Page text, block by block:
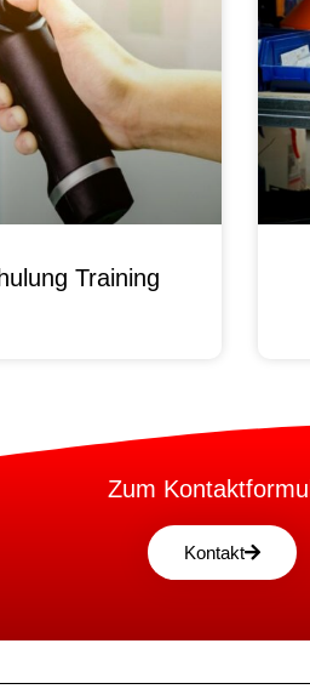
Training
Zum
Kontakt